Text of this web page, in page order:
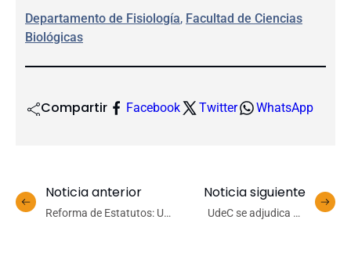
Departamento de Fisiología, Facultad de Ciencias
Biológicas
Compartir Facebook Twitter WhatsApp
Noticia anterior
Reforma de Estatutos: Un
Noticia siguiente
UdeC se adjudica 45